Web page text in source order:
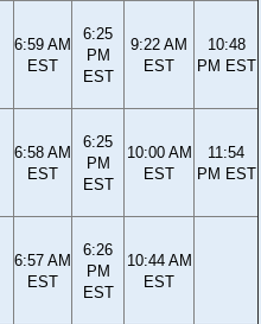
6:59 AM
EST
6:25
PM
EST
9:22 AM
EST
10:48
PM EST
6:58 AM
EST
6:25
PM
EST
10:00 AM
EST
11:54
PM EST
6:57 AM
EST
6:26
PM
EST
10:44 AM
EST